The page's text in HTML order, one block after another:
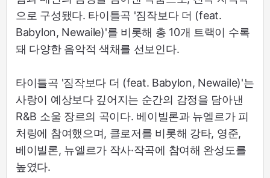
으로 구성됐다. 타이틀곡 '짐작보다 더 (feat.
Babylon, Newaile)'를 비롯해 총 10개 트랙이 수록
돼 다양한 음악적 색채를 선보인다.
타이틀곡 '짐작보다 더 (feat. Babylon, Newaile)'는
사랑이 예상보다 깊어지는 순간의 감정을 담아낸
R&B 소울 장르의 곡이다. 베이빌론과 뉴엘르가 피
처링에 참여했으며, 클로저를 비롯해 강타, 영준,
베이빌론, 뉴엘르가 작사·작곡에 참여해 완성도를
높였다.